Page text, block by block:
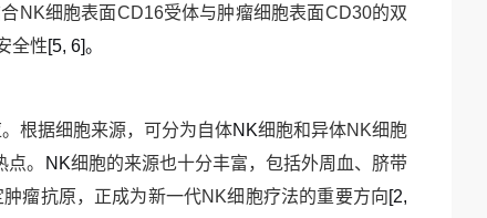
NK细胞表面CD16受体与肿瘤细胞表面CD30的双
全性[5, 6]。
根据细胞来源，可分为自体NK细胞和异体NK细胞
。 NK细胞的来源也十分丰富，包括外周血、脐带
瘤抗原，正成为新一代NK细胞疗法的重要方向[2,